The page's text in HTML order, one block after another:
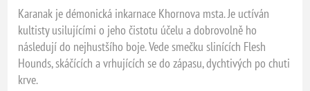
Karanak je démonická inkarnace Khornova msta. Je uctíván
kultisty usilujícími o jeho čistotu účelu a dobrovolně ho
následují do nejhustšího boje. Vede smečku slinících Flesh
Hounds, skáčících a vrhujících se do zápasu, dychtivých po chuti
krve.